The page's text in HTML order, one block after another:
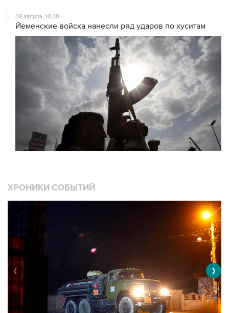
08 августа, 10:30
Йеменские войска нанесли ряд ударов по хуситам
ХРОНИКИ СОБЫТИЙ
❮ ❯